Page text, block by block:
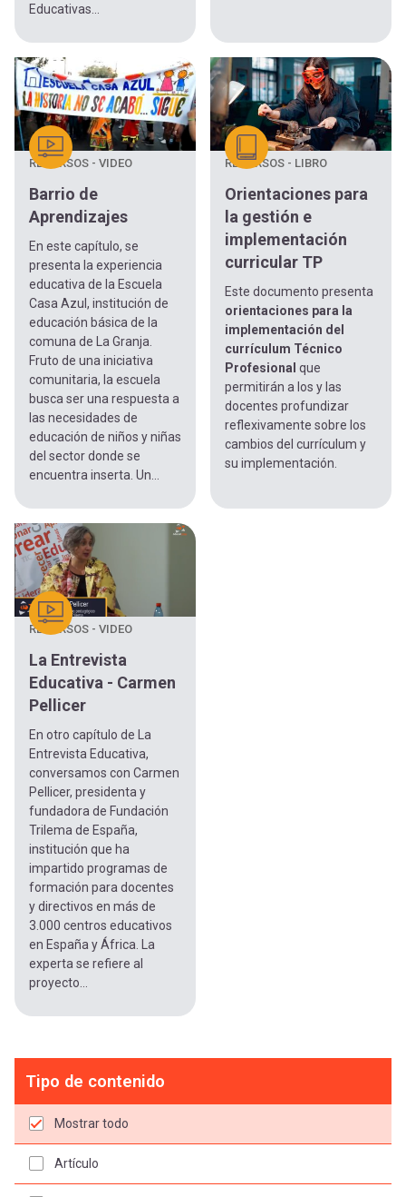
Educativas...
RECURSOS - VIDEO
Barrio de
Aprendizajes
En este capítulo, se
presenta la experiencia
educativa de la Escuela
Casa Azul, institución de
educación básica de la
comuna de La Granja.
Fruto de una iniciativa
comunitaria, la escuela
busca ser una respuesta a
las necesidades de
educación de niños y niñas
del sector donde se
encuentra inserta. Un...
RECURSOS - LIBRO
Orientaciones para
la gestión e
implementación
curricular TP
Este documento presenta
orientaciones para la
implementación del
currículum Técnico
Profesional que
permitirán a los y las
docentes profundizar
reflexivamente sobre los
cambios del currículum y
su implementación.
RECURSOS - VIDEO
La Entrevista
Educativa - Carmen
Pellicer
En otro capítulo de La
Entrevista Educativa,
conversamos con Carmen
Pellicer, presidenta y
fundadora de Fundación
Trilema de España,
institución que ha
impartido programas de
formación para docentes
y directivos en más de
3.000 centros educativos
en España y África. La
experta se refiere al
proyecto...
Tipo de contenido
Mostrar todo
Artículo